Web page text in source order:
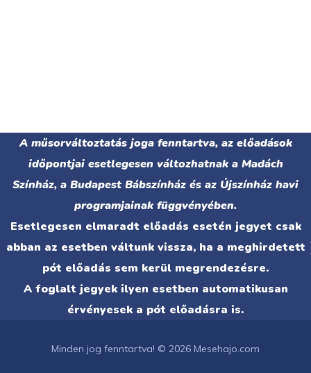
A műsorváltoztatás joga fenntartva, az előadások
időpontjai esetlegesen változhatnak a Madách
Színház, a Budapest Bábszínház és az Újszínház havi
programjainak függvényében.
Esetlegesen elmaradt előadás esetén jegyet csak
abban az esetben váltunk vissza, ha a meghirdetett
pót előadás sem kerül megrendezésre.
A foglalt jegyek ilyen esetben automatikusan
érvényesek a pót előadásra is.
Minden jog fenntartva! © 2026 Mesehajo.com